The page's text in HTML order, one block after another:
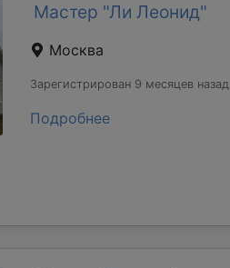
Мастер "Ли Леонид"
Москва
Зарегистрирован 9 месяцев назад
Подробнее